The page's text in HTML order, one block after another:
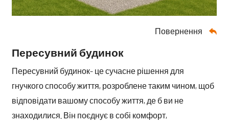
Повернення 
Пересувний будинок
Пересувний будинок– це сучасне рішення для
гнучкого способу життя, розроблене таким чином, щоб
відповідати вашому способу життя, де б ви не
знаходилися. Він поєднує в собі комфорт,